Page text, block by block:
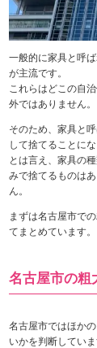
一般的に家具と呼
が主流です。
これらはどこの自
外ではありません。
そのため、家具と
して捨てることにな
とは言え、家具の
みで捨てるものは
ん。
まずは名古屋市で
てまとめています。
名古屋市の粗
名古屋市ではほか
いかを判断していま